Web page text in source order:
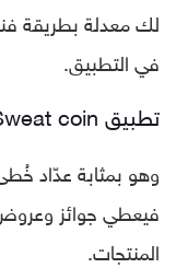
لك معدلة بطريقة
في التطبيق.
تطبيق Sweat coin
وهو بمثابة عدّاد
فيعطي جوائز
المنتجات.